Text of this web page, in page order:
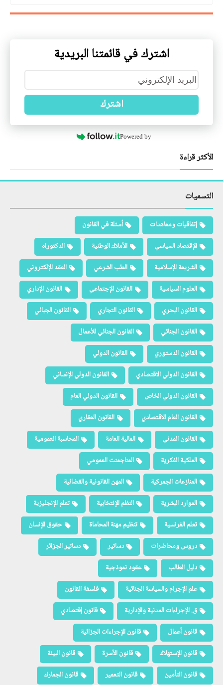
اشترك في قائمتنا البريدية
اشترك
Powered by
الأكثر قراءة
التسميات
إتفاقيات ومعاهدات
أسئلة في القانون
الإقتصاد السياسي
الأملاك الوطنية
الدكتوراه
الشريعة الإسلامية
الطب الشرعي
العقد الإلكتروني
العلوم السياسية
القانون الإجتماعي
القانون الإداري
القانون البحري
القانون التجاري
القانون الجبائي
القانون الجنائي
القانون الجنائي للأعمال
القانون الدستوري
القانون الدولي
القانون الدولي الاقتصادي
القانون الدولي الإنساني
القانون الدولي الخاص
القانون الدولي العام
القانون العام الاقتصادي
القانون العقاري
القانون المدني
المالية العامة
المحاسبة العمومية
الملكية الفكرية
المناجمنت العمومي
المنازعات الجمركية
المهن القانونية والقضائية
الموارد البشرية
النظم الإنتخابية
تعلم الإنجليزية
تعلم الفرنسية
تنظيم مهنة المحاماة
حقوق الإنسان
دروس ومحاضرات
دساتير
دساتير الجزائر
دليل الطالب
عقود نموذجية
علم الإجرام والسياسة الجنائية
فلسفة القانون
ق. الإجراءات المدنية والإدارية
قانون إقتصادي
قانون أعمال
قانون الإجراءات الجزائية
قانون الإستهلاك
قانون الأسرة
قانون البيئة
قانون التأمين
قانون التعمير
قانون الجمارك